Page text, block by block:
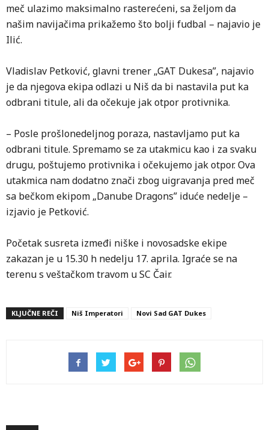
meč ulazimo maksimalno rasterećeni, sa željom da
našim navijačima prikažemo što bolji fudbal – najavio je
Ilić.
Vladislav Petković, glavni trener „GAT Dukesa”, najavio
je da njegova ekipa odlazi u Niš da bi nastavila put ka
odbrani titule, ali da očekuje jak otpor protivnika.
– Posle prošlonedeljnog poraza, nastavljamo put ka
odbrani titule. Spremamo se za utakmicu kao i za svaku
drugu, poštujemo protivnika i očekujemo jak otpor. Ova
utakmica nam dodatno znači zbog uigravanja pred meč
sa bečkom ekipom „Danube Dragons” iduće nedelje –
izjavio je Petković.
Početak susreta izmeđi niške i novosadske ekipe
zakazan je u 15.30 h nedelju 17. aprila. Igraće se na
terenu s veštačkom travom u SC Čair.
KLJUČNE REČI Niš Imperatori Novi Sad GAT Dukes